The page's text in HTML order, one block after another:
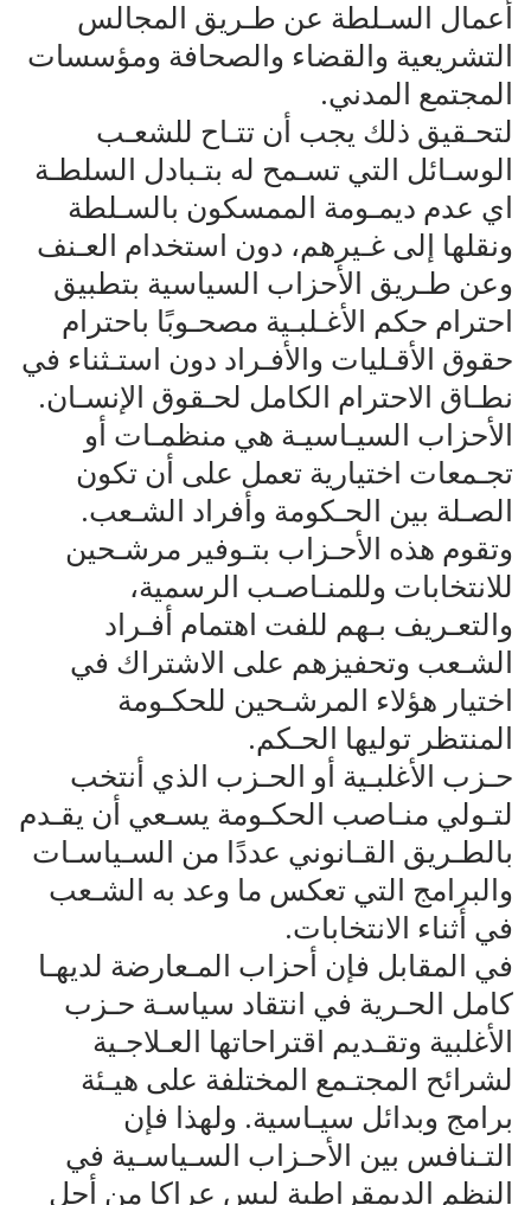
أعمال السـلطة عن طـريق المجالس
التشريعية والقضاء والصحافة ومؤسسات
المجتمع المدني.
لتحـقيق ذلك يجب أن تتـاح للشعـب
الوسـائل التي تسـمح له بتـبادل السلطـة
اي عدم ديمـومة الممسكون بالسـلطة
ونقلها إلى غـيرهم، دون استخدام العـنف
وعن طـريق الأحزاب السياسية بتطبيق
احترام حكم الأغـلبـية مصحـوبًا باحترام
حقوق الأقـليات والأفـراد دون استـثناء في
نطـاق الاحترام الكامل لحـقوق الإنسـان.
الأحزاب السيـاسيـة هي منظمـات أو
تجـمعات اختيارية تعمل على أن تكون
الصـلة بين الحـكومة وأفراد الشـعب.
وتقوم هذه الأحـزاب بتـوفير مرشـحين
للانتخابات وللمنـاصـب الرسمية،
والتعـريف بـهم للفت اهتمام أفـراد
الشـعب وتحفيزهم على الاشتراك في
اختيار هؤلاء المرشـحين للحكـومة
المنتظر توليها الحـكم.
حـزب الأغلبـية أو الحـزب الذي أنتخب
لتـولي منـاصب الحكـومة يسـعي أن يقـدم
بالطـريق القـانوني عددًا من السـياسـات
والبرامج التي تعكس ما وعد به الشـعب
في أثناء الانتخابات.
في المقابل فإن أحزاب المـعارضة لديهـا
كامل الحـرية في انتقاد سياسـة حـزب
الأغلبية وتقـديم اقتراحاتها العـلاجـية
لشرائح المجتـمع المختلفة على هيـئة
برامج وبدائل سيـاسية. ولهذا فإن
التـنافس بين الأحـزاب السـياسـية في
النظم الديمقراطية ليس عراكا من أجل